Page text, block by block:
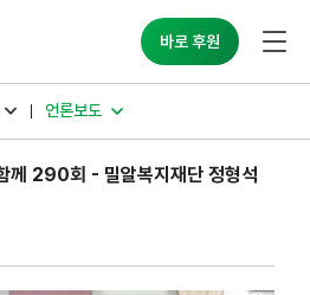
바로 후원
언론보도
290회 - 밀알복지재단 정형석